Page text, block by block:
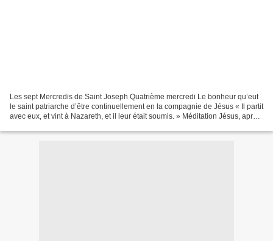
Les sept Mercredis de Saint Joseph Quatrième mercredi Le bonheur qu’eut
le saint patriarche d’être continuellement en la compagnie de Jésus « Il partit
avec eux, et vint à Nazareth, et il leur était soumis. » Méditation Jésus, après